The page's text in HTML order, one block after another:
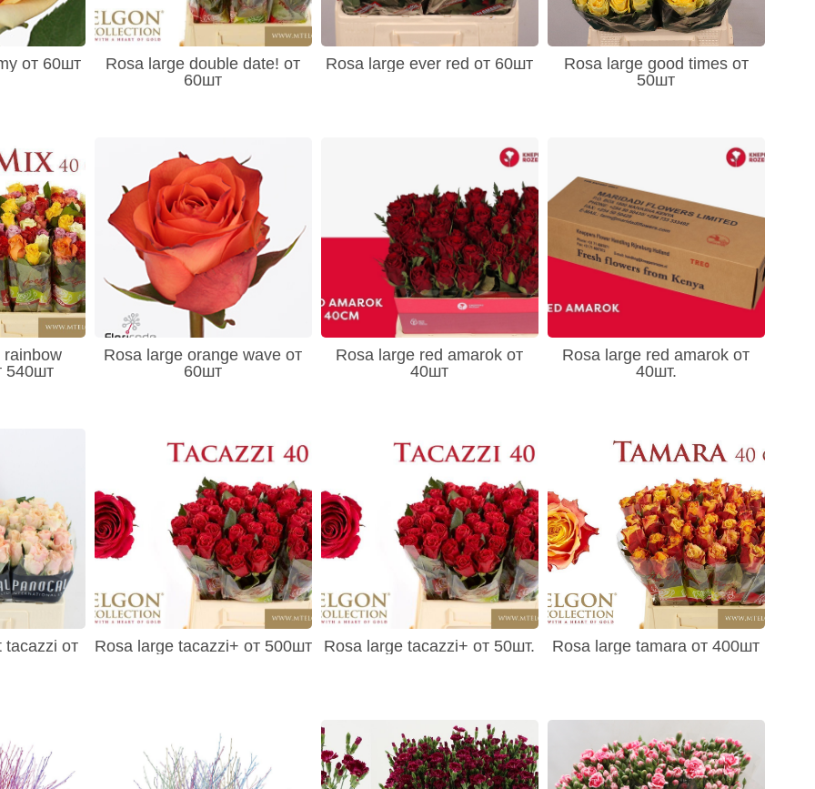
от 60шт
Rosa large double date! от
60шт
Rosa large ever red от 60шт
Rosa large good times от
50шт
rainbow
540шт
Rosa large orange wave от
60шт
Rosa large red amarok от
40шт
Rosa large red amarok от
40шт.
tacazzi от
Rosa large tacazzi+ от 500шт Rosa large tacazzi+ от 50шт. Rosa large tamara от 400шт